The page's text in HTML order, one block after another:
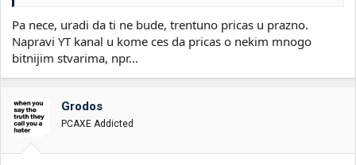
Pa nece, uradi da ti ne bude, trentuno pricas u prazno.
Napravi YT kanal u kome ces da pricas o nekim mnogo
bitnijim stvarima, npr...
Grodos
PCAXE Addicted